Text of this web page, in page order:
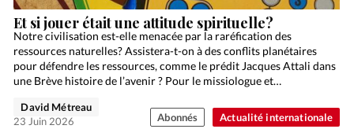
Actualité internationale
Et si jouer était une attitude spirituelle?
Notre civilisation est-elle menacée par la raréfication des
ressources naturelles? Assistera-t-on à des conflits planétaires
pour défendre les ressources, comme le prédit Jacques Attali dans
une Brève histoire de l’avenir ? Pour le missiologue et…
David Métreau
23 Juin 2026
Abonnés